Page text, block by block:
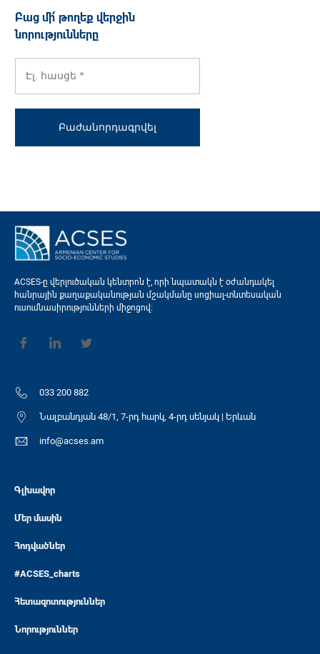
Բաց մի՛ թողեք վերջին
նորությունները
ACSES-ը վերլուծական կենտրոն է, որի նպատակն է օժանդակել
հանրային քաղաքականության մշակմանը սոցիալ-տնտեսական
ուսումնասիրությունների միջոցով։
033 200 882
Նալբանդյան 48/1, 7-րդ հարկ, 4-րդ սենյակ | Երևան
info@acses.am
Գլխավոր
Մեր մասին
Հոդվածներ
#ACSES_charts
Հետազոտություններ
Նորություններ